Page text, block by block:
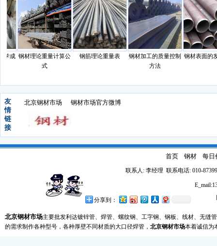
成 钢材理论重量计算公
钢筋理论重量表
钢材加工的质量控制
方法
钢材表面的发
友
情
链
接
北京钢材市场 钢材市场官方微博
首页 钢材 每日
联系人: 李经理 联系电话: 010-
分享到：
北京钢材市场主要批发利达镀锌管、焊管、螺纹钢、工字钢、钢板、线材、无缝
的需求制作各种型号，各种厚壁不同材质的大口径焊管， 北京钢材市场本着诚信为